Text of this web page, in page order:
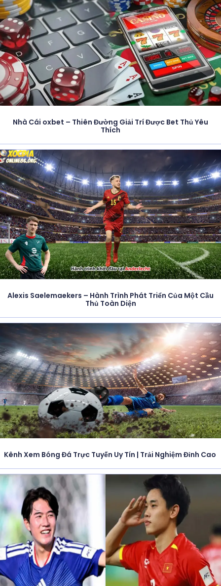
Nhà Cái oxbet – Thiên Đường Giải Trí Được Bet Thủ Yêu
Thích
Alexis Saelemaekers – Hành Trình Phát Triển Của Một Cầu
Thủ Toàn Diện
Kênh Xem Bóng Đá Trực Tuyến Uy Tín | Trải Nghiệm Đỉnh Cao